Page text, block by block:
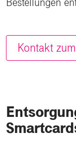
Kontakt